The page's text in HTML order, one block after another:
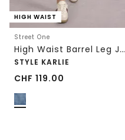
HIGH WAIST
Street One
High Waist Barrel Leg Jeans im Loose Fit
STYLE KARLIE
CHF 119.00